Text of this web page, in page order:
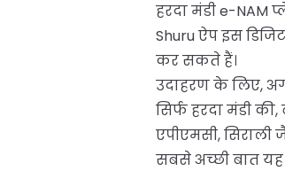
हरदा मंडी e-
Shuru ऐप इस
कर सकते हैं।
उदाहरण के लिए,
सिर्फ हरदा मंडी
एपीएमसी,
सबसे अच्छी बात